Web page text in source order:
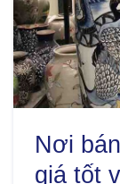
Nơi
giá tốt